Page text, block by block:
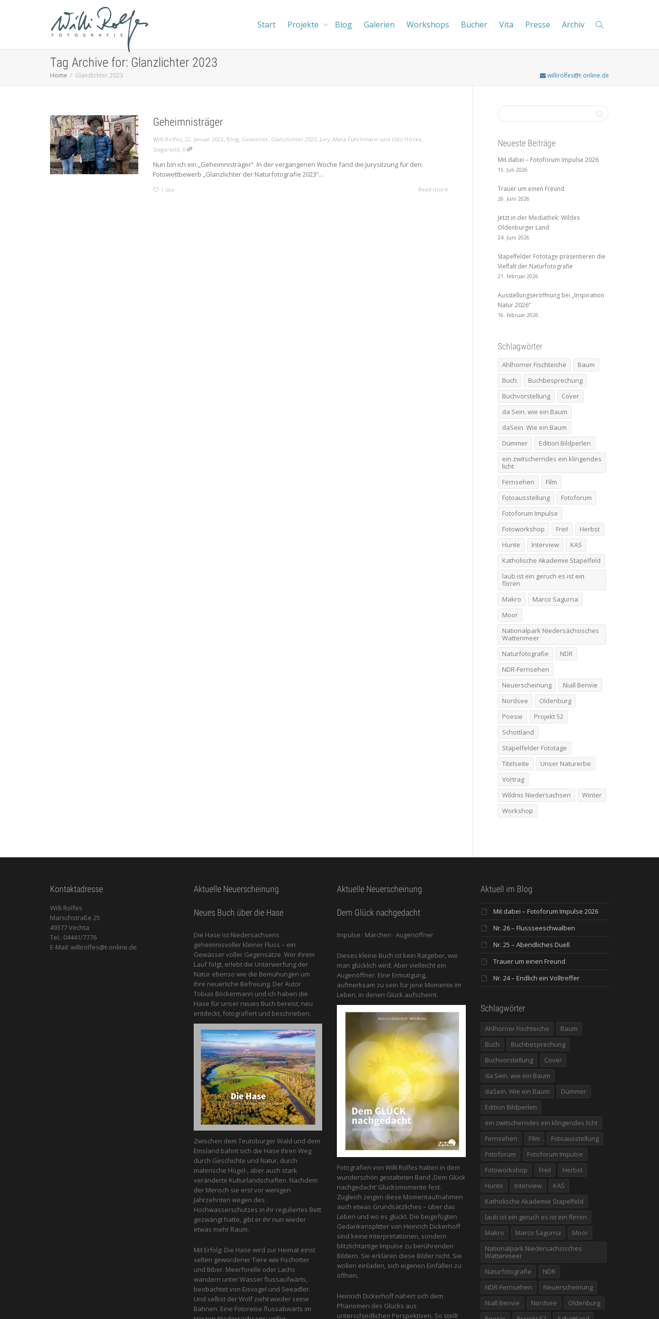
Start Projekte Blog Galerien Workshops Bücher Vita Presse Archiv
Tag Archive for: Glanzlichter 2023
Home Glanzlichter 2023 willirolfes@t-online.de
Geheimnisträger
Willi Rolfes,22. Januar 2023, Blog, Gewinner, Glanzlichter 2023, Jury, Mara Fuhrhmann und Udo Höcke,
Siegerbild, 0
Nun bin ich ein „Geheimnisträger“. In der vergangenen Woche fand die Jurysitzung für den
Fotowettbewerb „Glanzlichter der Naturfotografie 2023“...
1 like Read more
Neueste Beiträge
Mit dabei – Fotoforum Impulse 2026
15. Juli 2026
Trauer um einen Freund
26. Juni 2026
Jetzt in der Mediathek: Wildes
Oldenburger Land
24. Juni 2026
Stapelfelder Fototage präsentieren die
Vielfalt der Naturfotografie
21. Februar 2026
Ausstellungseröffnung bei „Inspiration
Natur 2026“
16. Februar 2026
Schlagwörter
Ahlhorner Fischteiche
Baum
Buch
Buchbesprechung
Buchvorstellung
Cover
da Sein. wie ein Baum
daSein. Wie ein Baum
Dümmer
Edition Bildperlen
ein zwitscherndes ein klingendes
licht
Fernsehen
Film
Fotoausstellung
Fotoforum
Fotoforum Impulse
Fotoworkshop
Frei!
Herbst
Hunte
Interview
KAS
Katholische Akademie Stapelfeld
laub ist ein geruch es ist ein
flirren
Makro
Marco Sagurna
Moor
Nationalpark Niedersächsisches
Wattenmeer
Naturfotografie
NDR
NDR-Fernsehen
Neuerscheinung
Niall Benvie
Nordsee
Oldenburg
Poesie
Projekt 52
Schottland
Stapelfelder Fototage
Titelseite
Unser Naturerbe
Vortrag
Wildnis Niedersachsen
Winter
Workshop
Kontaktadresse
Willi Rolfes
Marschstraße 25
49377 Vechta
Tel.: 04441/7776
E-Mail: willirolfes@t-online.de
Aktuelle Neuerscheinung
Neues Buch über die Hase
Die Hase ist Niedersachsens
geheimnisvoller kleiner Fluss – ein
Gewässer voller Gegensätze. Wer ihrem
Lauf folgt, erlebt die Unterwerfung der
Natur ebenso wie die Bemühungen um
ihre neuerliche Befreiung. Der Autor
Tobias Böckermann und ich haben die
Hase für unser neues Buch bereist, neu
entdeckt, fotografiert und beschrieben.
Zwischen dem Teutoburger Wald und dem
Emsland bahnt sich die Hase ihren Weg
durch Geschichte und Natur, durch
malerische Hügel-, aber auch stark
veränderte Kulturlandschaften. Nachdem
der Mensch sie erst vor wenigen
Jahrzehnten wegen des
Hochwasserschutzes in ihr reguliertes Bett
gezwängt hatte, gibt er ihr nun wieder
etwas mehr Raum.
Mit Erfolg: Die Hase wird zur Heimat einst
selten gewordener Tiere wie Fischotter
und Biber. Meerforelle oder Lachs
wandern unter Wasser flussaufwärts,
beobachtet von Eis­vogel und See­adler.
Und selbst der Wolf zieht wieder seine
Bahnen. Eine Fotoreise flussabwärts im
Aktuelle Neuerscheinung
Dem Glück nachgedacht
Impulse · Märchen · Augenöffner
Dieses kleine Buch ist kein Ratgeber, wie
man glücklich wird. Aber vielleicht ein
Augenöffner. Eine Ermutigung,
aufmerksam zu sein für jene Momente im
Leben, in denen Glück aufscheint.
Fotografien von Willi Rolfes halten in dem
wunderschön gestalteten Band ‚Dem Glück
nachgedacht‘ Glücksmomente fest.
Zugleich zeigen diese Momentaufnahmen
auch etwas Grundsätzliches – über das
Leben und wo es glückt. Die beigefügten
Gedankensplitter von Heinrich Dickerhoff
sind keine Interpretationen, sondern
blitzlichtartige Impulse zu berührenden
Bildern. Sie erklären diese Bilder nicht. Sie
wollen einladen, sich eigenen Einfällen zu
öffnen.
Heinrich Dickerhoff nähert sich dem
Phänomen des Glücks aus
unterschiedlichen Perspektiven. So stellt
Aktuell im Blog
Mit dabei – Fotoforum Impulse 2026
Nr. 26 – Flussseeschwalben
Nr. 25 – Abendliches Duell
Trauer um einen Freund
Nr. 24 – Endlich ein Volltreffer
Schlagwörter
Ahlhorner Fischteiche
Baum
Buch
Buchbesprechung
Buchvorstellung
Cover
da Sein. wie ein Baum
daSein. Wie ein Baum
Dümmer
Edition Bildperlen
ein zwitscherndes ein klingendes licht
Fernsehen
Film
Fotoausstellung
Fotoforum
Fotoforum Impulse
Fotoworkshop
Frei!
Herbst
Hunte
Interview
KAS
Katholische Akademie Stapelfeld
laub ist ein geruch es ist ein flirren
Makro
Marco Sagurna
Moor
Nationalpark Niedersächsisches
Wattenmeer
Naturfotografie
NDR
NDR-Fernsehen
Neuerscheinung
Niall Benvie
Nordsee
Oldenburg